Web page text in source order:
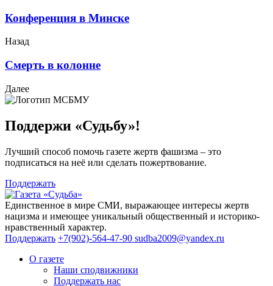
Конференция в Минске
Назад
Смерть в колонне
Далее
Поддержи «Судьбу»!
Лучший способ помочь газете жертв фашизма – это
подписаться на неё или сделать пожертвование.
Поддержать
Единственное в мире СМИ, выражающее интересы жертв
нацизма и имеющее уникальный общественный и историко-
нравственный характер.
Поддержать +7(902)-564-47-90 sudba2009@yandex.ru
О газете
Наши сподвижники
Поддержать нас